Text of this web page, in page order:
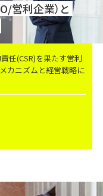
営利企業）と
任(CSR)を果たす営利
カニズムと経営戦略に